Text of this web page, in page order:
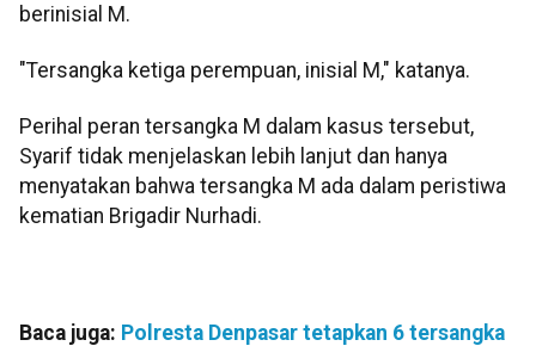
berinisial M.
"Tersangka ketiga perempuan, inisial M," katanya.
Perihal peran tersangka M dalam kasus tersebut,
Syarif tidak menjelaskan lebih lanjut dan hanya
menyatakan bahwa tersangka M ada dalam peristiwa
kematian Brigadir Nurhadi.
Baca juga: Polresta Denpasar tetapkan 6 tersangka